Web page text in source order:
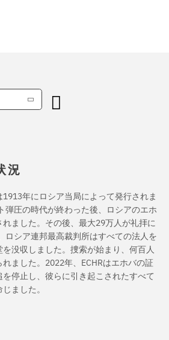
況
年にロシア当局によって発行されま
弾圧の時代が終わった後、ロシアのエホ
ました。その後、最大29万人が礼拝に
ロシア連邦最高裁判所はすべての法人を
没収しました。捜索が始まり、何百人
ました。2022年、ECHRはエホバの証
停止し、彼らに引き起こされたすべて
ました。